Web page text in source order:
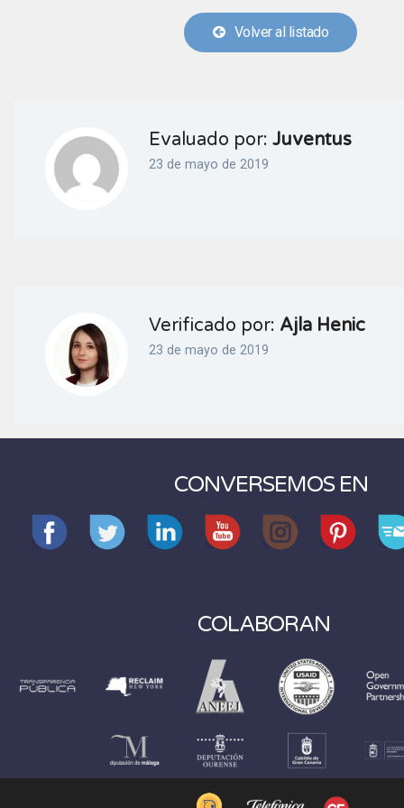
Volver al listado
Evaluado por: Juventus
23 de mayo de 2019
Verificado por: Ajla Henic
23 de mayo de 2019
CONVERSEMOS EN
COLABORAN